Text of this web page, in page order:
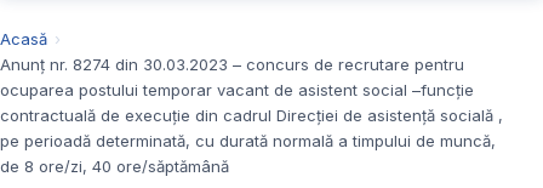
Acasă
Anunț nr. 8274 din 30.03.2023 – concurs de recrutare pentru
ocuparea postului temporar vacant de asistent social –funcție
contractuală de execuție din cadrul Direcției de asistență socială ,
pe perioadă determinată, cu durată normală a timpului de muncă,
de 8 ore/zi, 40 ore/săptămână